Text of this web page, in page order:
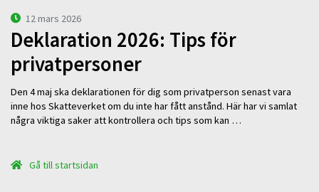
12 mars 2026
Deklaration 2026: Tips för
privatpersoner
Den 4 maj ska deklarationen för dig som privatperson senast vara
inne hos Skatteverket om du inte har fått anstånd. Här har vi samlat
några viktiga saker att kontrollera och tips som kan …
Gå till startsidan